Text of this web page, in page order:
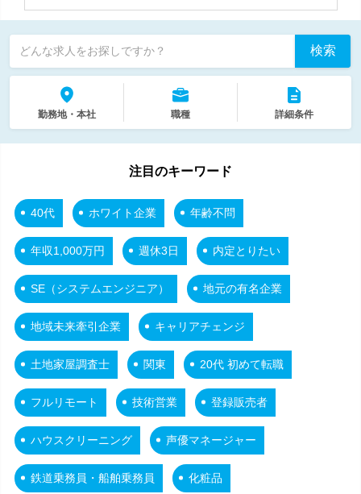
どんな求人をお探しですか？ 検索
勤務地・本社 職種 詳細条件
注目のキーワード
40代 ホワイト企業 年齢不問
年収1,000万円 週休3日 内定とりたい
SE（システムエンジニア） 地元の有名企業
地域未来牽引企業 キャリアチェンジ
土地家屋調査士 関東 20代 初めて転職
フルリモート 技術営業 登録販売者
ハウスクリーニング 声優マネージャー
鉄道乗務員・船舶乗務員 化粧品